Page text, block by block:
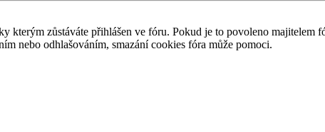
kterým zůstáváte přihlášen ve fóru. Pokud je to povoleno majitelem
nebo odhlašováním, smazání cookies fóra může pomoci.